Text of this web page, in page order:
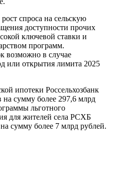
спроса на сельскую
доступности прочих
ключевой ставки и
программ.
возможно в случае
или открытия лимита 2025
ипотеки Россельхозбанк
на сумму более 297,6 млрд
льготного
для жителей села РСХБ
сумму более 7 млрд рублей.